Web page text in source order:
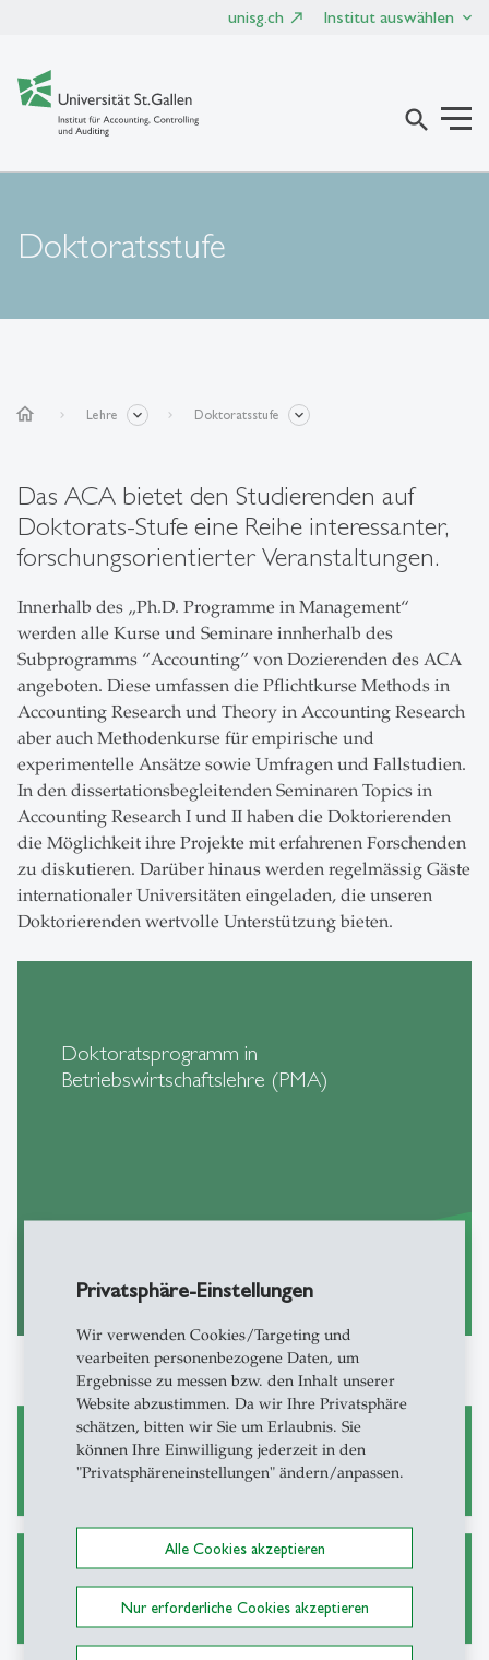
Privatsphäre-Einstellungen
Wir verwenden Cookies/Targeting und
vearbeiten personenbezogene Daten, um
Ergebnisse zu messen bzw. den Inhalt unserer
Website abzustimmen. Da wir Ihre Privatsphäre
schätzen, bitten wir Sie um Erlaubnis. Sie
können Ihre Einwilligung jederzeit in den
"Privatsphäreneinstellungen" ändern/anpassen.
Alle Cookies akzeptieren
Nur erforderliche Cookies akzeptieren
unisg.ch Institut auswählen
search
Doktoratsstufe
home Lehre Doktoratsstufe
Das ACA bietet den Studierenden auf
Doktorats-Stufe eine Reihe interessanter,
forschungsorientierter Veranstaltungen.
Innerhalb des „Ph.D. Programme in Management“
werden alle Kurse und Seminare innherhalb des
Subprogramms “Accounting” von Dozierenden des ACA
angeboten. Diese umfassen die Pflichtkurse Methods in
Accounting Research und Theory in Accounting Research
aber auch Methodenkurse für empirische und
experimentelle Ansätze sowie Umfragen und Fallstudien.
In den dissertationsbegleitenden Seminaren Topics in
Accounting Research I und II haben die Doktorierenden
die Möglichkeit ihre Projekte mit erfahrenen Forschenden
zu diskutieren. Darüber hinaus werden regelmässig Gäste
internationaler Universitäten eingeladen, die unseren
Doktorierenden wertvolle Unterstützung bieten.
Doktoratsprogramm in
Betriebswirtschaftslehre (PMA)
east
Forschung am ACA-HSG